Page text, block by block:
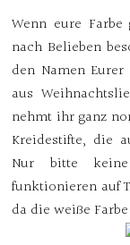
Wenn eure
nach Belieben
den Namen
aus
nehmt ihr ganz
Kreidestifte, die
Nur bitte
funktionieren auf
da die weiße